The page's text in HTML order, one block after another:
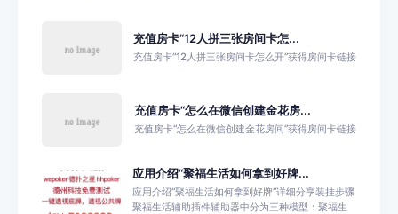
充值房卡“12人拼三张房间卡怎...
充值房卡“12人拼三张房间卡怎么开”获得房间卡链接
充值房卡“怎么在微信创建金花房...
充值房卡“怎么在微信创建金花房间”获得房间卡链接
应用介绍“聚福生活如何拿到好牌...
应用介绍“聚福生活如何拿到好牌”详细分享装挂步骤
聚福生活辅助插件辅助器中分为三种模型：聚福生